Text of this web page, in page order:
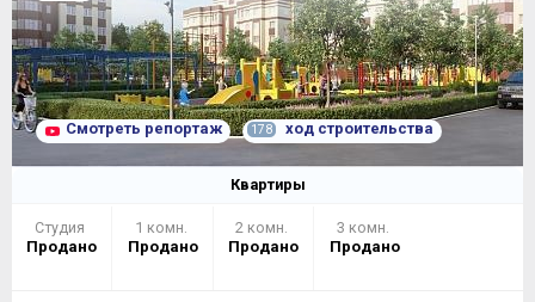
Смотреть репортаж 178 ход строительства
Квартиры
Студия
Продано
1 комн.
Продано
2 комн.
Продано
3 комн.
Продано